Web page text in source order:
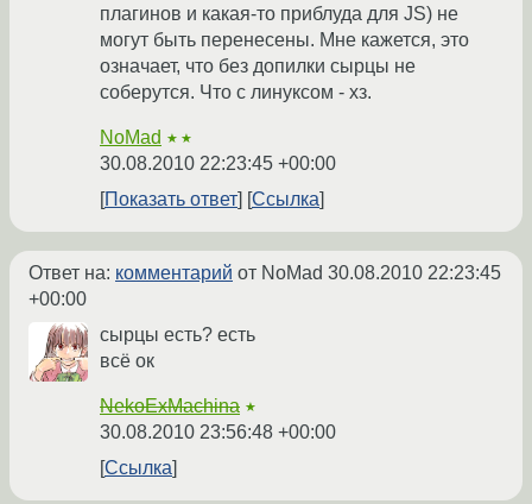
плагинов и какая-то приблуда для JS) не
могут быть перенесены. Мне кажется, это
означает, что без допилки сырцы не
соберутся. Что с линуксом - хз.
NoMad ★★
30.08.2010 22:23:45 +00:00
Показать ответ
Ссылка
Ответ на: комментарий от NoMad 30.08.2010 22:23:45
+00:00
сырцы есть? есть
всё ок
NekoExMachina ★
30.08.2010 23:56:48 +00:00
Ссылка